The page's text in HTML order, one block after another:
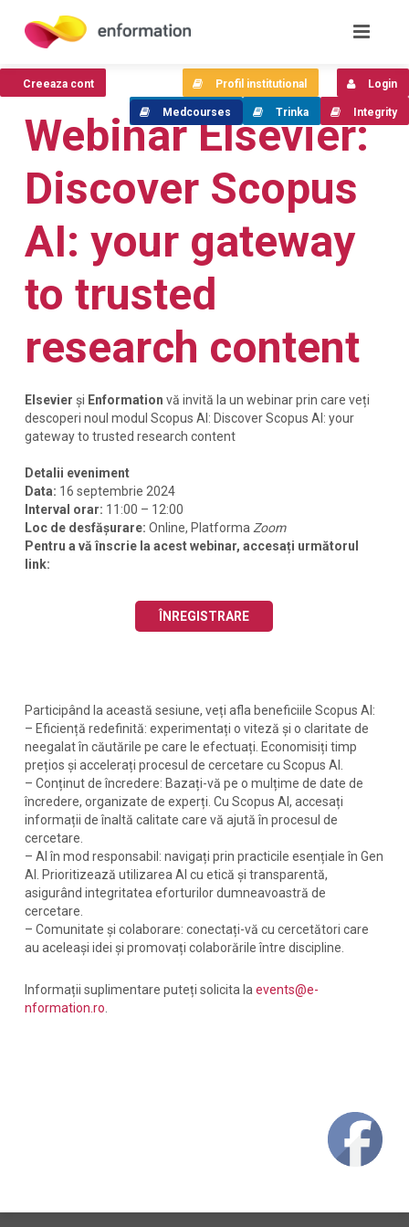
Webinar Elsevier:
Discover Scopus
AI: your gateway
to trusted
research content
Elsevier și Enformation vă invită la un webinar prin care veți
descoperi noul modul Scopus AI: Discover Scopus AI: your
gateway to trusted research content
Detalii eveniment
Data: 16 septembrie 2024
Interval orar: 11:00 – 12:00
Loc de desfășurare: Online, Platforma Zoom
Pentru a vă înscrie la acest webinar, accesați următorul
link:
ÎNREGISTRARE
Participând la această sesiune, veți afla beneficiile Scopus AI :
– Eficiență redefinită: experimentați o viteză și o claritate de
neegalat în căutările pe care le efectuați. Economisiți timp
prețios și accelerați procesul de cercetare cu Scopus AI.
– Conținut de încredere: Bazați-vă pe o mulțime de date de
încredere, organizate de experți. Cu Scopus AI, accesați
informații de înaltă calitate care vă ajută în procesul de
cercetare.
– AI în mod responsabil: navigați prin practicile esențiale în Gen
AI. Prioritizează utilizarea AI cu etică și transparentă,
asigurând integritatea eforturilor dumneavoastră de
cercetare.
– Comunitate și colaborare: conectați-vă cu cercetători care
au aceleași idei și promovați colaborările între discipline.
Informații suplimentare puteți solicita la events@e-
nformation.ro
Creeaza cont Login
Profil institutional
Integrity
Trinka
Medcourses